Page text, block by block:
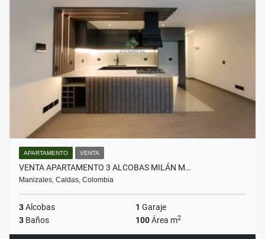
APARTAMENTO VENTA
VENTA APARTAMENTO 3 ALCOBAS MILÁN M…
Manizales, Caldas, Colombia
3Alcobas 1 Garaje
3 Baños 100Área m2